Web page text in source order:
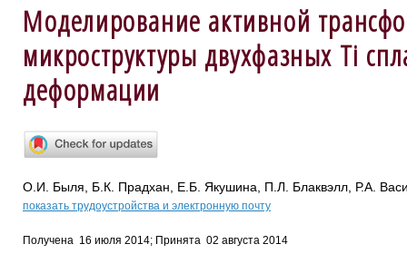
Моделирование активной
микроструктуры двухфазных Ti
деформации
О.И. Быля, Б.К. Прадхан, Е.Б. Якушина, П.Л. Блаквэлл, Р.А.
показать трудоустройства и электронную почту
Получена 16 июля 2014; Принята 02 августа 2014